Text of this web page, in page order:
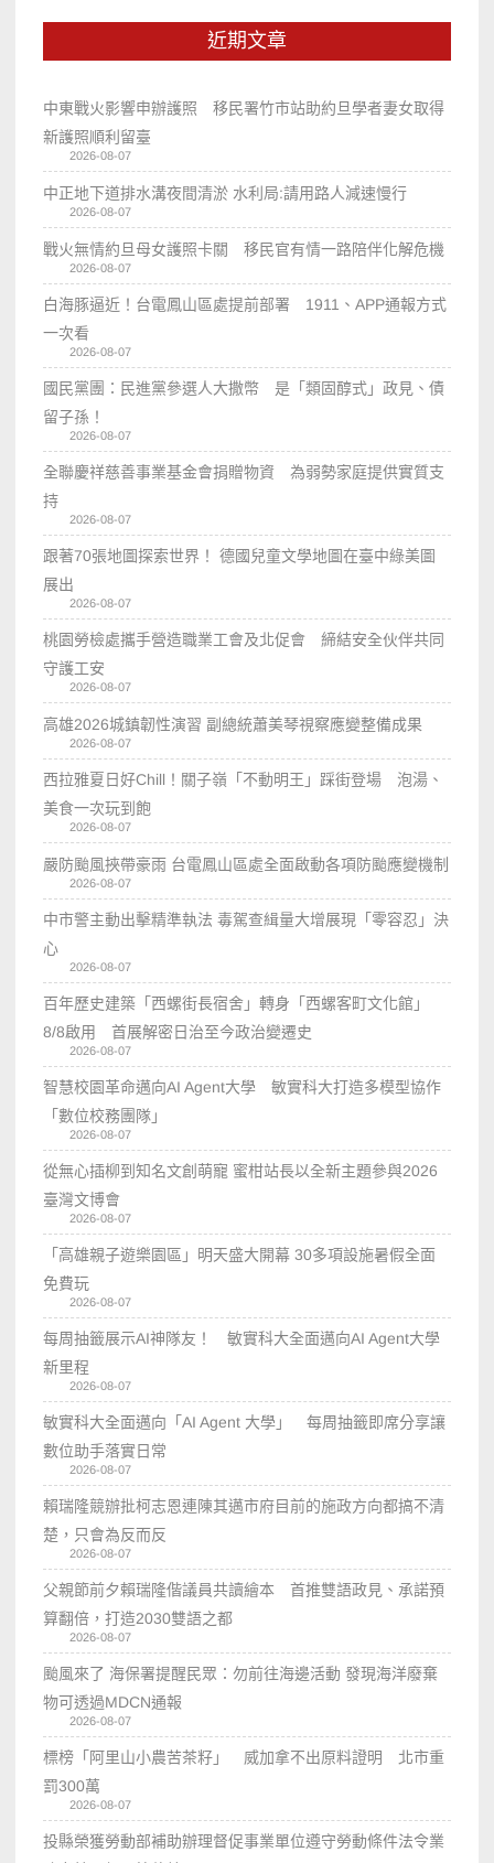
近期文章
中東戰火影響申辦護照 移民署竹市站助約旦學者妻女取得
新護照順利留臺
2026-08-07
中正地下道排水溝夜間清淤 水利局:請用路人減速慢行
2026-08-07
戰火無情約旦母女護照卡關 移民官有情一路陪伴化解危機
2026-08-07
白海豚逼近！台電鳳山區處提前部署 1911、APP通報方式
一次看
2026-08-07
國民黨團：民進黨參選人大撒幣 是「類固醇式」政見、債
留子孫！
2026-08-07
全聯慶祥慈善事業基金會捐贈物資 為弱勢家庭提供實質支
持
2026-08-07
跟著70張地圖探索世界！ 德國兒童文學地圖在臺中綠美圖
展出
2026-08-07
桃園勞檢處攜手營造職業工會及北促會 締結安全伙伴共同
守護工安
2026-08-07
高雄2026城鎮韌性演習 副總統蕭美琴視察應變整備成果
2026-08-07
西拉雅夏日好Chill！關子嶺「不動明王」踩街登場 泡湯、
美食一次玩到飽
2026-08-07
嚴防颱風挾帶豪雨 台電鳳山區處全面啟動各項防颱應變機制
2026-08-07
中市警主動出擊精準執法 毒駕查緝量大增展現「零容忍」決
心
2026-08-07
百年歷史建築「西螺街長宿舍」轉身「西螺客町文化館」
8/8啟用 首展解密日治至今政治變遷史
2026-08-07
智慧校園革命邁向AI Agent大學 敏實科大打造多模型協作
「數位校務團隊」
2026-08-07
從無心插柳到知名文創萌寵 蜜柑站長以全新主題參與2026
臺灣文博會
2026-08-07
「高雄親子遊樂園區」明天盛大開幕 30多項設施暑假全面
免費玩
2026-08-07
每周抽籤展示AI神隊友！ 敏實科大全面邁向AI Agent大學
新里程
2026-08-07
敏實科大全面邁向「AI Agent 大學」 每周抽籤即席分享讓
數位助手落實日常
2026-08-07
賴瑞隆競辦批柯志恩連陳其邁市府目前的施政方向都搞不清
楚，只會為反而反
2026-08-07
父親節前夕賴瑞隆偕議員共讀繪本 首推雙語政見、承諾預
算翻倍，打造2030雙語之都
2026-08-07
颱風來了 海保署提醒民眾：勿前往海邊活動 發現海洋廢棄
物可透過MDCN通報
2026-08-07
標榜「阿里山小農苦茶籽」 威加拿不出原料證明 北市重
罰300萬
2026-08-07
投縣榮獲勞動部補助辦理督促事業單位遵守勞動條件法令業